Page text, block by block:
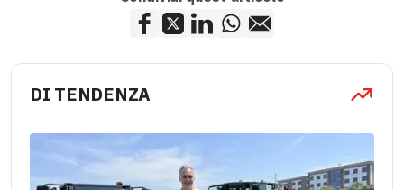
DI TENDENZA